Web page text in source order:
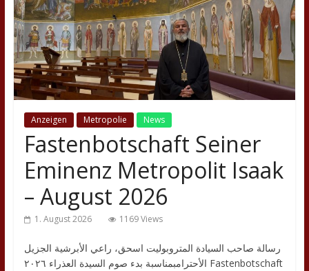
Anzeigen Metropolie News
Fastenbotschaft Seiner
Eminenz Metropolit Isaak
– August 2026
1. August 2026 1169 Views
رسالة صاحب السيادة المتروبوليت اسحق، راعي الأبرشية الجزيل
الأحترامبمناسبة بدء صوم السيدة العذراء ٢٠٢٦ Fastenbotschaft